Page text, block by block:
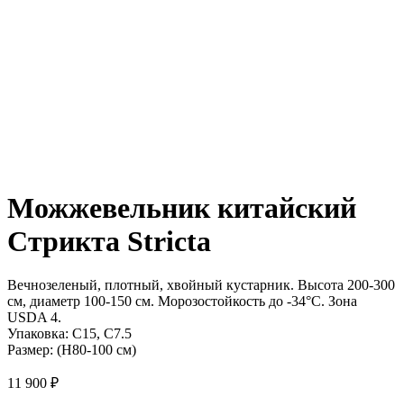
Можжевельник китайский
Стрикта Stricta
Вечнозеленый, плотный, хвойный кустарник. Высота 200-300
см, диаметр 100-150 см. Морозостойкость до -34°C. Зона
USDA 4.
Упаковка: C15, C7.5
Размер: (H80-100 см)
11 900 ₽